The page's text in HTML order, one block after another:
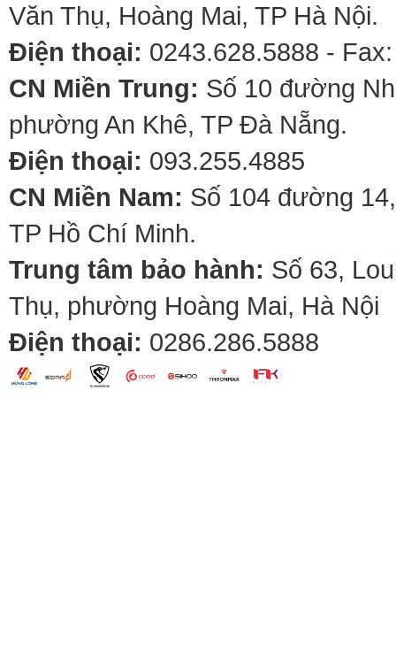
Văn Thụ, Hoàng Mai, TP Hà Nội.
Điện thoại: 0243.628.5888 -
CN Miền Trung: Số 10 đường
phường An Khê, TP Đà Nẵng.
Điện thoại: 093.255.4885
CN Miền Nam: Số 104 đường
TP Hồ Chí Minh.
Trung tâm bảo hành: Số 63,
Thụ, phường Hoàng Mai, Hà Nội
Điện thoại: 0286.286.5888